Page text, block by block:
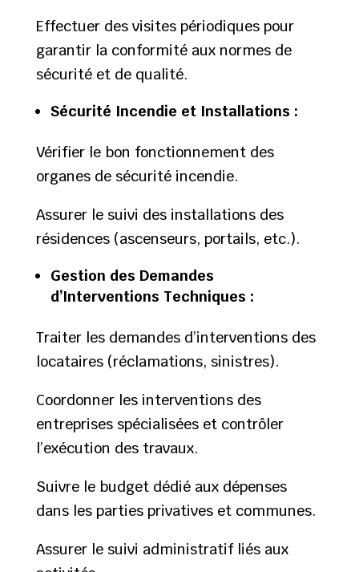
Effectuer des visites périodiques pour
garantir la conformité aux normes de
sécurité et de qualité.
Sécurité Incendie et Installations :
Vérifier le bon fonctionnement des
organes de sécurité incendie.
Assurer le suivi des installations des
résidences (ascenseurs, portails, etc.).
Gestion des Demandes
d’Interventions Techniques :
Traiter les demandes d’interventions des
locataires (réclamations, sinistres).
Coordonner les interventions des
entreprises spécialisées et contrôler
l’exécution des travaux.
Suivre le budget dédié aux dépenses
dans les parties privatives et communes.
Assurer le suivi administratif liés aux